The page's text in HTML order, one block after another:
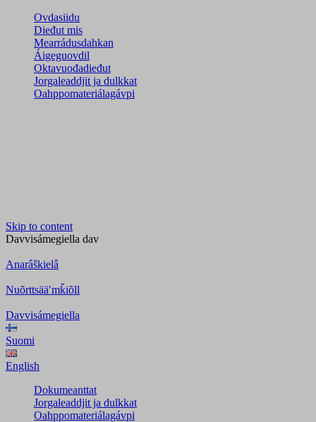
Ovdasiidu
Dieđut mis
Mearrádusdahkan
Áigeguovdil
Oktavuođadieđut
Jorgaleaddjit ja dulkkat
Oahppomateriálagávpi
Skip to content
Davvisámegiella dav
Anarâškielâ
Nuõrttsääʹmǩiõll
Davvisámegiella
Suomi
English
Dokumeanttat
Jorgaleaddjit ja dulkkat
Oahppomateriálagávpi